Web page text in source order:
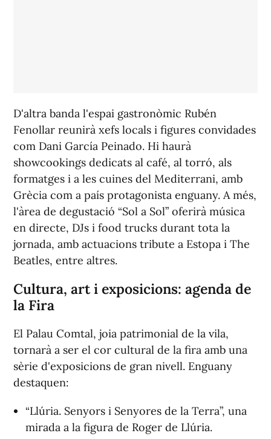
D'altra banda l'espai gastronòmic Rubén
Fenollar reunirà xefs locals i figures convidades
com Dani García Peinado. Hi haurà
showcookings dedicats al café, al torró, als
formatges i a les cuines del Mediterrani, amb
Grècia com a país protagonista enguany. A més,
l'àrea de degustació “Sol a Sol” oferirà música
en directe, DJs i food trucks durant tota la
jornada, amb actuacions tribute a Estopa i The
Beatles, entre altres.
Cultura, art i exposicions: agenda de
la Fira
El Palau Comtal, joia patrimonial de la vila,
tornarà a ser el cor cultural de la fira amb una
sèrie d'exposicions de gran nivell. Enguany
destaquen:
“Llúria. Senyors i Senyores de la Terra”, una
mirada a la figura de Roger de Llúria.